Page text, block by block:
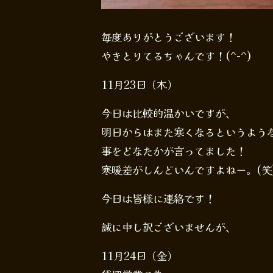
毎度ありがとうございます！
やきとりてるちゃんです！(^-^)
11月23日（木）
今日は比較的温かいですが、
明日からはまた寒くなるというよう
事をどなたかが言ってました！
寒暖差がしんどいんですよねー。(
今日は皆様に連絡です！
誠に申し訳ございませんが、
11月24日（金）